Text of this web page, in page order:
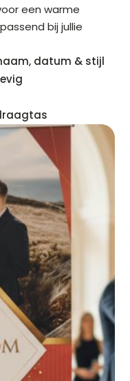
een warme
bij jullie
datum & stijl